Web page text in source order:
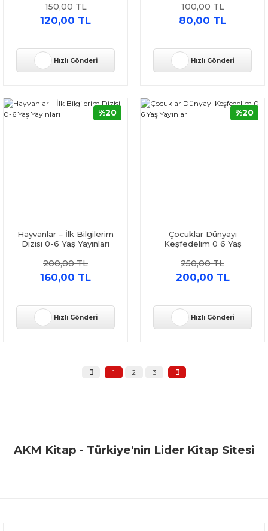
150,00 TL
120,00 TL
Hızlı Gönderi
100,00 TL
80,00 TL
Hızlı Gönderi
Hayvanlar – İlk Bilgilerim
Dizisi 0-6 Yaş Yayınları
200,00 TL
160,00 TL
%20
Hızlı Gönderi
Çocuklar Dünyayı
Keşfedelim 0 6 Yaş
250,00 TL
200,00 TL
%20
Hızlı Gönderi
1 2 3
AKM Kitap - Türkiye'nin Lider Kitap Sitesi